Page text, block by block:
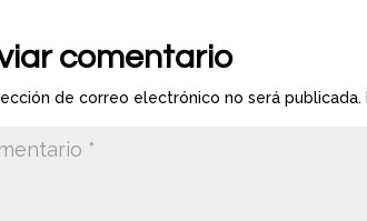
comentario
de correo electrónico no será publicada.